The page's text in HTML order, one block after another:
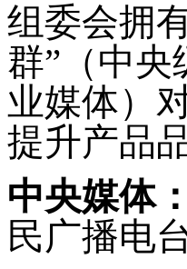
组委会拥
群”（中
业媒体）
提升产品
中央媒体：
民广播电